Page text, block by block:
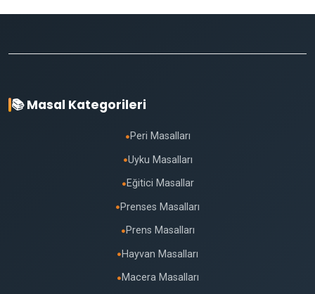
📚 Masal Kategorileri
● Peri Masalları
●Uyku Masalları
● Eğitici Masallar
● Prenses Masalları
● Prens Masalları
● Hayvan Masalları
● Macera Masalları